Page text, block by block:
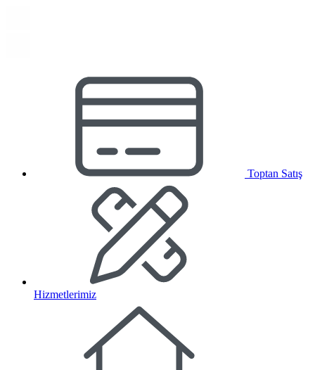
Toptan Satış
Hizmetlerimiz